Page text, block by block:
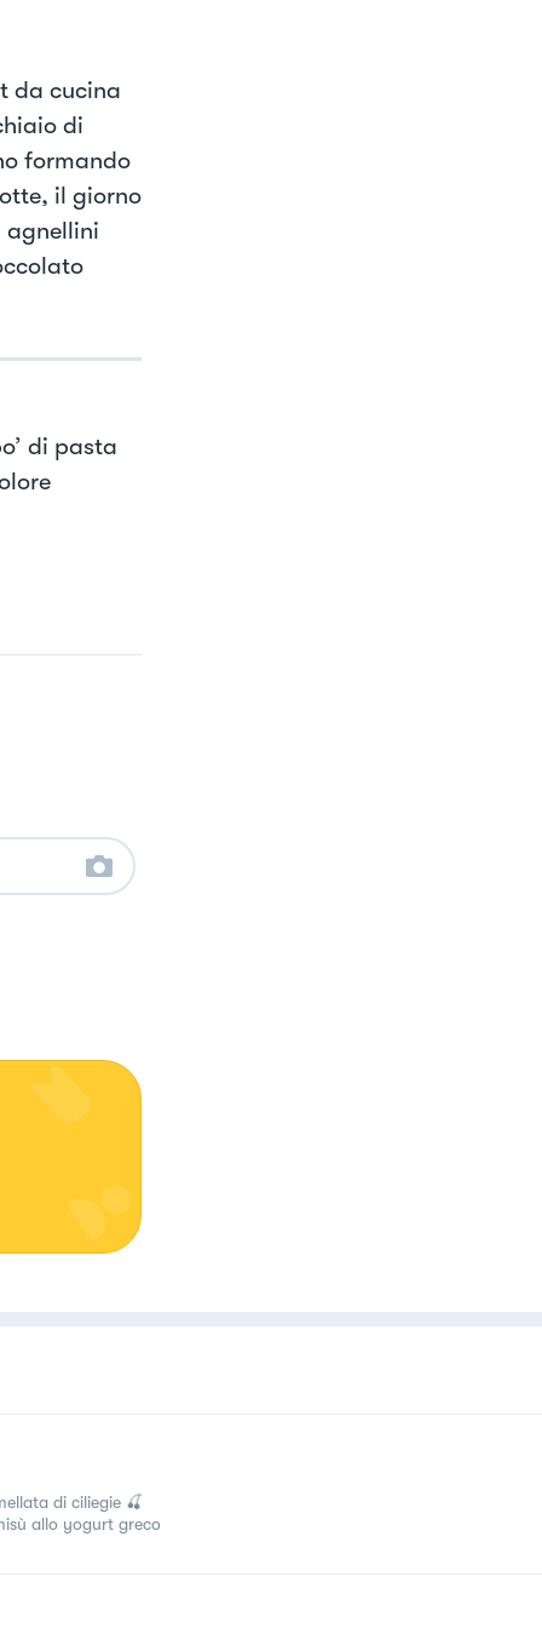
da cucina
di
formando
il giorno
agnellini
di pasta
di ciliegie 🍒
allo yogurt greco